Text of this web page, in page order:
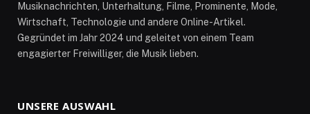
Musiknachrichten, Unterhaltung, Filme, Prominente, Mode,
Wirtschaft, Technologie und andere Online-Artikel.
Gegründet im Jahr 2024 und geleitet von einem Team
engagierter Freiwilliger, die Musik lieben.
UNSERE AUSWAHL